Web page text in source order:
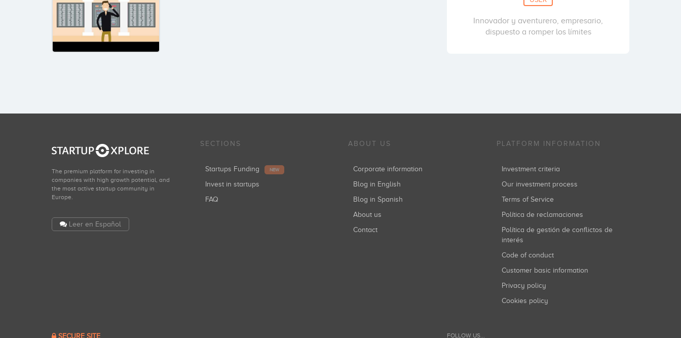
Innovador y aventurero, empresario,
dispuesto a romper los límites
The premium platform for investing in
companies with high growth potential, and
the most active startup community in
Europe.
Leer en Español
SECTIONS
Startups Funding NEW
Invest in startups
FAQ
ABOUT US
Corporate information
Blog in English
Blog in Spanish
About us
Contact
PLATFORM INFORMATION
Investment criteria
Our investment process
Terms of Service
Política de reclamaciones
Política de gestión de conflictos de
interés
Code of conduct
Customer basic information
Privacy policy
Cookies policy
SECURE SITE FOLLOW US...